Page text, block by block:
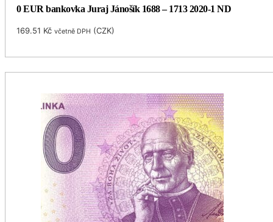
0 EUR bankovka Juraj Jánošík 1688 – 1713 2020-1 ND
169.51 Kč včetně DPH (CZK)